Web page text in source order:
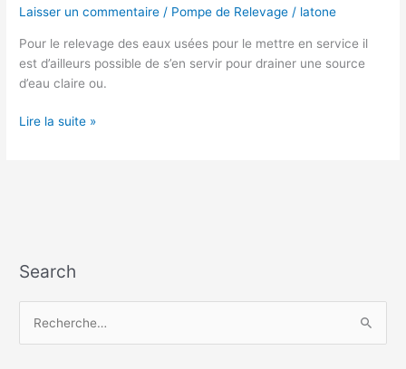
Laisser un commentaire / Pompe de Relevage / latone
Pour le relevage des eaux usées pour le mettre en service il
est d’ailleurs possible de s’en servir pour drainer une source
d’eau claire ou.
Pompe
Lire la suite »
Search